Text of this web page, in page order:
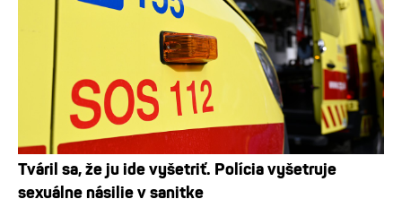
Tváril sa, že ju ide vyšetriť. Polícia vyšetruje
sexuálne násilie v sanitke